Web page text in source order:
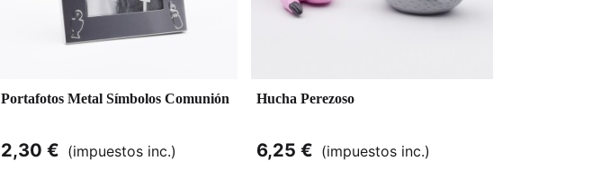
Portafotos Metal Símbolos Comunión
2,30 € (impuestos inc.)
Hucha Perezoso
6,25 € (impuestos inc.)